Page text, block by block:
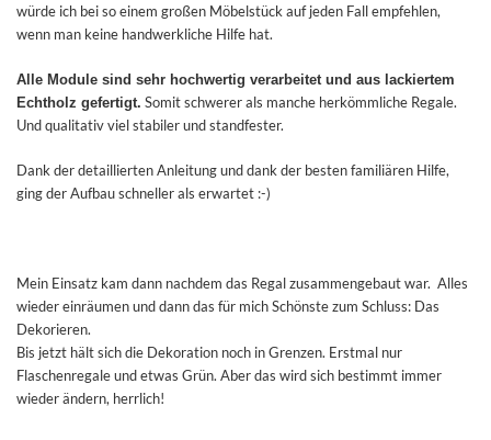
würde ich bei so einem großen Möbelstück auf jeden Fall empfehlen,
wenn man keine handwerkliche Hilfe hat.
Alle Module sind sehr hochwertig verarbeitet und aus lackiertem
Echtholz gefertigt. Somit schwerer als manche herkömmliche Regale.
Und qualitativ viel stabiler und standfester.
Dank der detaillierten Anleitung und dank der besten familiären Hilfe,
ging der Aufbau schneller als erwartet :-)
Mein Einsatz kam dann nachdem das Regal zusammengebaut war. Alles
wieder einräumen und dann das für mich Schönste zum Schluss: Das
Dekorieren.
Bis jetzt hält sich die Dekoration noch in Grenzen. Erstmal nur
Flaschenregale und etwas Grün. Aber das wird sich bestimmt immer
wieder ändern, herrlich!